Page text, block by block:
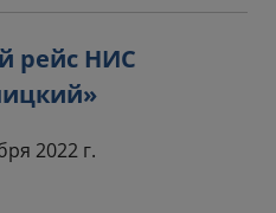
рейс НИС
2022 г.